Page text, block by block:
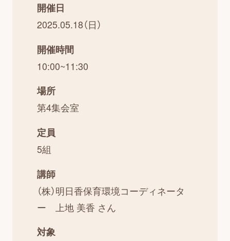
開催日
2025.05.18（日）
開催時間
10:00~11:30
場所
第4集会室
定員
5組
講師
（株）明日香保育環境コーディネータ
ー 上地 美香 さん
対象